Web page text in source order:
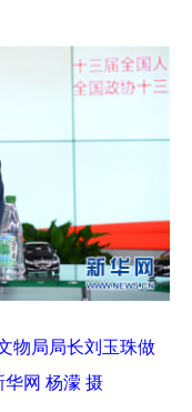
物局局长刘玉珠做
网 杨濛 摄